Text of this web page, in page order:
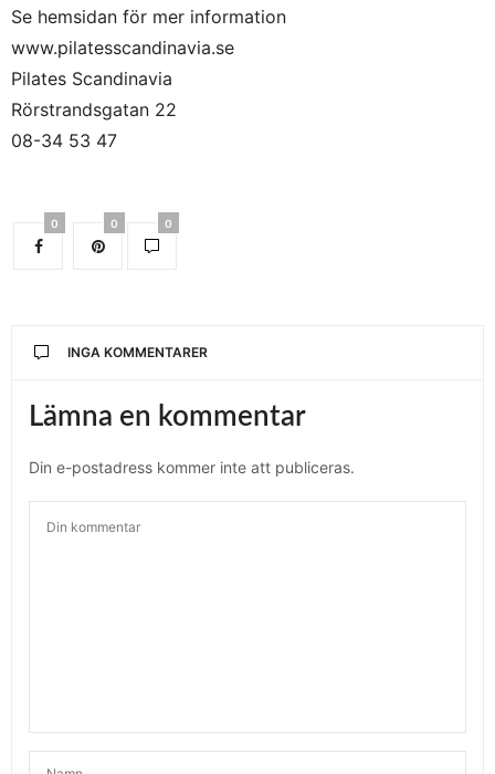
Se hemsidan för mer information
www.pilatesscandinavia.se
Pilates Scandinavia
Rörstrandsgatan 22
08-34 53 47
0 0 0
INGA KOMMENTARER
Lämna en kommentar
Din e-postadress kommer inte att publiceras.